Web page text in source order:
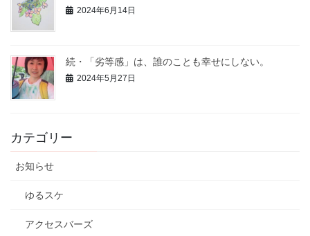
2024年6月14日
続・「劣等感」は、誰のことも幸せにしない。
2024年5月27日
カテゴリー
お知らせ
ゆるスケ
アクセスバーズ